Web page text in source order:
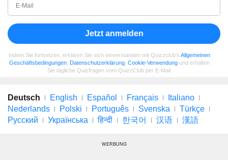
Jetzt anmelden
Indem Sie fortsetzen, erklären Sie sich einverstanden mit Quizzclub's Allgemeinen
Geschäftsbedingungen Datenschutzerklärung Cookie-Verwendung und erhalten
Sie tägliche Quizfragen vom QuizzClub per E-Mail.
Deutsch English Español Français
Italiano
Nederlands
Polski Português Svenska
Türkçe
Русский
Українська हिन्दी 한국어 汉语 漢語
WERBUNG